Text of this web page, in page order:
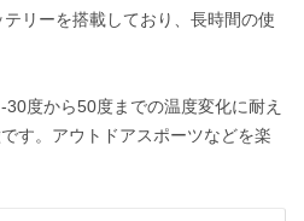
リーを搭載しており、長時間の使
度から50度までの温度変化に耐え
す。アウトドアスポーツなどを楽